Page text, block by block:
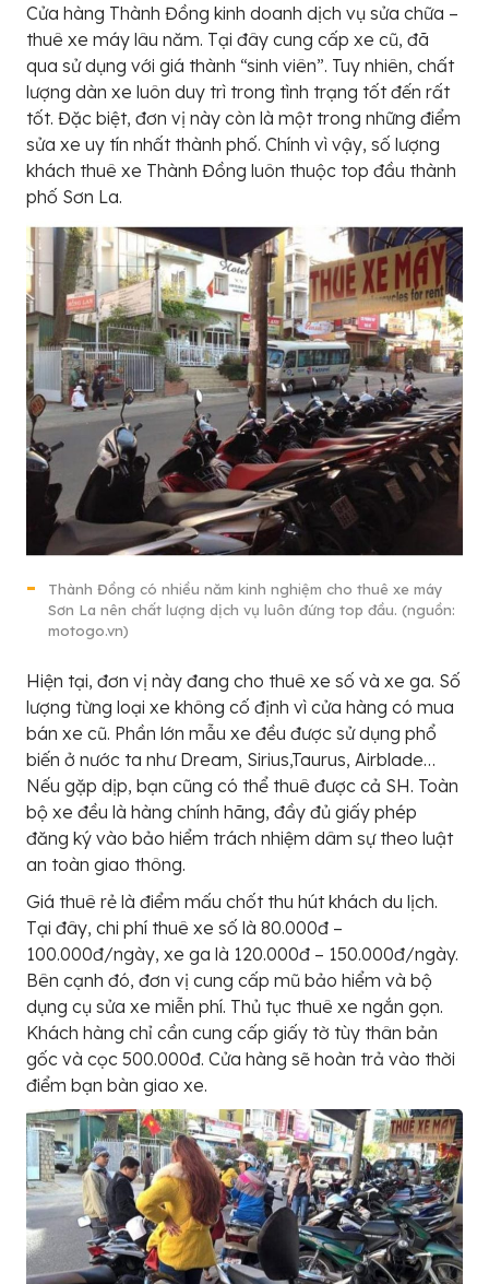
Cửa hàng Thành Đồng kinh doanh dịch vụ sửa chữa –
thuê xe máy lâu năm. Tại đây cung cấp xe cũ, đã
qua sử dụng với giá thành “sinh viên”. Tuy nhiên, chất
lượng dàn xe luôn duy trì trong tình trạng tốt đến rất
tốt. Đặc biệt, đơn vị này còn là một trong những điểm
sửa xe uy tín nhất thành phố. Chính vì vậy, số lượng
khách thuê xe Thành Đồng luôn thuộc top đầu thành
phố Sơn La.
Thành Đồng có nhiều năm kinh nghiệm cho thuê xe máy
Sơn La nên chất lượng dịch vụ luôn đứng top đầu. (nguồn:
motogo.vn)
Hiện tại, đơn vị này đang cho thuê xe số và xe ga. Số
lượng từng loại xe không cố định vì cửa hàng có mua
bán xe cũ. Phần lớn mẫu xe đều được sử dụng phổ
biến ở nước ta như Dream, Sirius,Taurus, Airblade…
Nếu gặp dịp, bạn cũng có thể thuê được cả SH. Toàn
bộ xe đều là hàng chính hãng, đầy đủ giấy phép
đăng ký vào bảo hiểm trách nhiệm dâm sự theo luật
an toàn giao thông.
Giá thuê rẻ là điểm mấu chốt thu hút khách du lịch.
Tại đây, chi phí thuê xe số là 80.000đ –
100.000đ/ngày, xe ga là 120.000đ – 150.000đ/ngày.
Bên cạnh đó, đơn vị cung cấp mũ bảo hiểm và bộ
dụng cụ sửa xe miễn phí. Thủ tục thuê xe ngắn gọn.
Khách hàng chỉ cần cung cấp giấy tờ tùy thân bản
gốc và cọc 500.000đ. Cửa hàng sẽ hoàn trả vào thời
điểm bạn bàn giao xe.